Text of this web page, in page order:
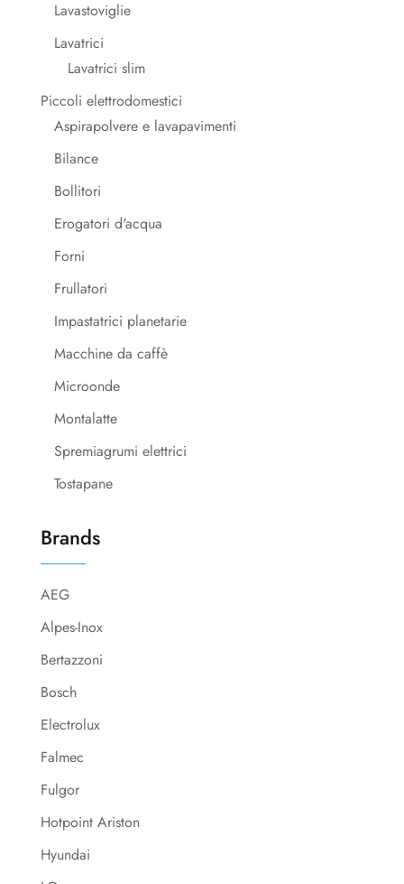
Lavastoviglie
Lavatrici
Lavatrici slim
Piccoli elettrodomestici
Aspirapolvere e lavapavimenti
Bilance
Bollitori
Erogatori d'acqua
Forni
Frullatori
Impastatrici planetarie
Macchine da caffè
Microonde
Montalatte
Spremiagrumi elettrici
Tostapane
Brands
AEG
Alpes-Inox
Bertazzoni
Bosch
Electrolux
Falmec
Fulgor
Hotpoint Ariston
Hyundai